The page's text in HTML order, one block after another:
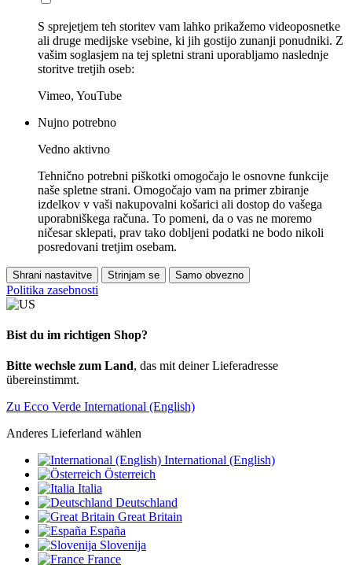
S sprejetjem teh storitev vam lahko prikažemo videoposnetke
ali druge medijske vsebine, ki jih gostijo zunanji ponudniki. Z
vašim soglasjem na tej spletni strani uporabljamo naslednje
storitve tretjih oseb:
Vimeo, YouTube
Nujno potrebno
Vedno aktivno
Tehnično potrebni piškotki omogočajo le osnovne funkcije
naše spletne strani. Omogočajo vam na primer zbiranje
izdelkov v vaši nakupovalni košarici ali dostop do vašega
uporabniškega računa. To pomeni, da o vas ne moremo
ničesar sklepati, prav tako dobljeni podatki ne bodo nikoli
posredovani tretjim osebam.
Shrani nastavitve Strinjam se Samo obvezno
Politika zasebnosti
Bist du im richtigen Shop?
Bitte wechsle zum Land, das mit deiner Lieferadresse
übereinstimmt.
Zu Ecco Verde International (English)
Anderes Lieferland wählen
International (English)
Österreich
Italia
Deutschland
Great Britain
España
Slovenija
France